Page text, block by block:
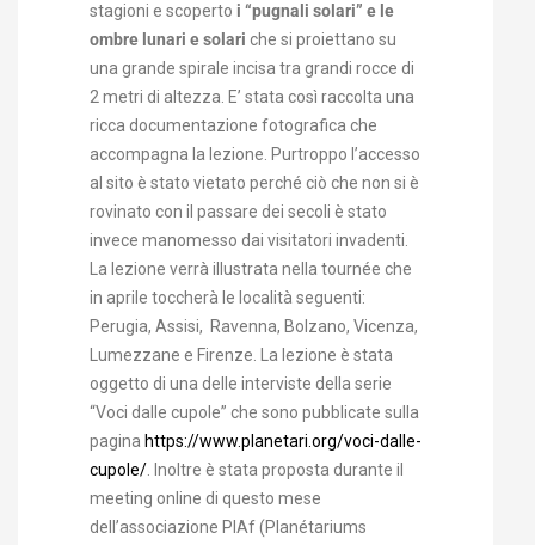
stagioni e scoperto i “pugnali solari” e le
ombre lunari e solari che si proiettano su
una grande spirale incisa tra grandi rocce di
2 metri di altezza. E’ stata così raccolta una
ricca documentazione fotografica che
accompagna la lezione. Purtroppo l’accesso
al sito è stato vietato perché ciò che non si è
rovinato con il passare dei secoli è stato
invece manomesso dai visitatori invadenti.
La lezione verrà illustrata nella tournée che
in aprile toccherà le località seguenti:
Perugia, Assisi, Ravenna, Bolzano, Vicenza,
Lumezzane e Firenze. La lezione è stata
oggetto di una delle interviste della serie
“Voci dalle cupole” che sono pubblicate sulla
pagina https://www.planetari.org/voci-dalle-
cupole/ . Inoltre è stata proposta durante il
meeting online di questo mese
dell’associazione PIAf (Planétariums